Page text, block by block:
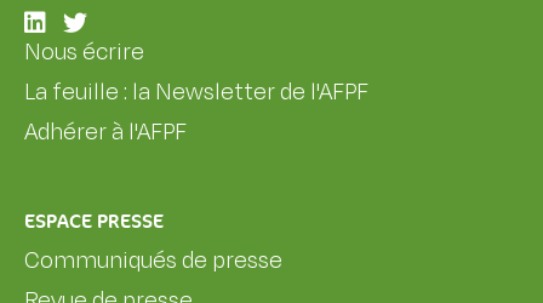
Nous écrire
La feuille : la Newsletter de l'AFPF
Adhérer à l'AFPF
ESPACE PRESSE
Communiqués de presse